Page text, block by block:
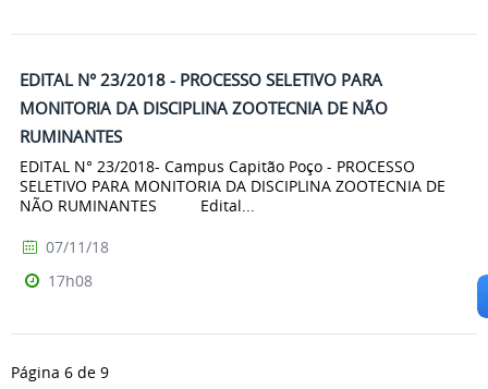
EDITAL N° 23/2018 - PROCESSO SELETIVO PARA
MONITORIA DA DISCIPLINA ZOOTECNIA DE NÃO
RUMINANTES
EDITAL N° 23/2018- Campus Capitão Poço - PROCESSO
SELETIVO PARA MONITORIA DA DISCIPLINA ZOOTECNIA DE
NÃO RUMINANTES Edital...
07/11/18
17h08
Página 6 de 9